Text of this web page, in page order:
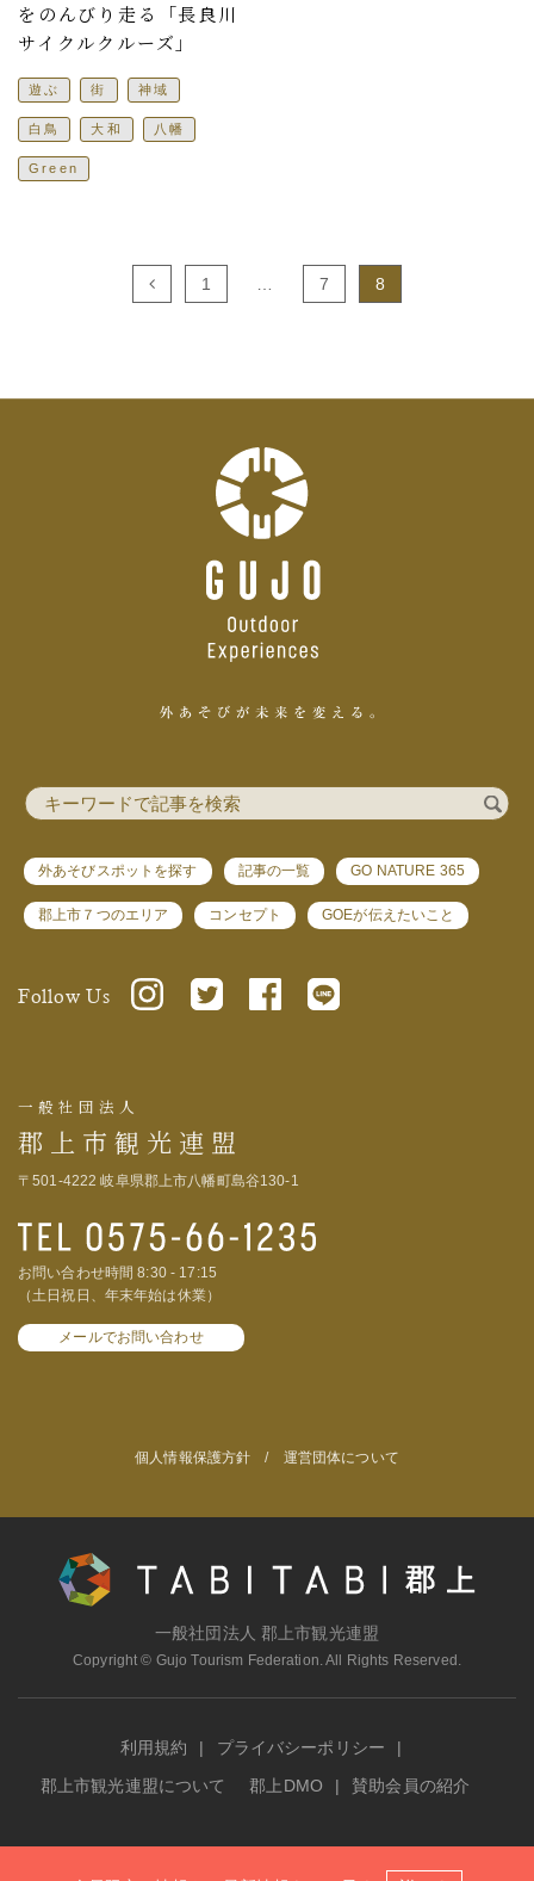
をのんびり走る「長良川
サイクルクルーズ」
遊ぶ 街 神域
白鳥 大和 八幡
Green
1 7 8
一般社団法人
郡上市観光連盟
〒501-4222 岐阜県郡上市八幡町島谷130-1
お問い合わせ時間 8:30 - 17:15
（土日祝日、年末年始は休業）
メールでお問い合わせ
外あそびスポットを探す 記事の一覧 GO NATURE 365
郡上市７つのエリア コンセプト GOEが伝えたいこと
Follow Us
個人情報保護方針 / 運営団体について
一般社団法人 郡上市観光連盟
Copyright © Gujo Tourism Federation. All Rights Reserved.
利用規約
プライバシーポリシー
郡上市観光連盟について
郡上DMO 賛助会員の紹介